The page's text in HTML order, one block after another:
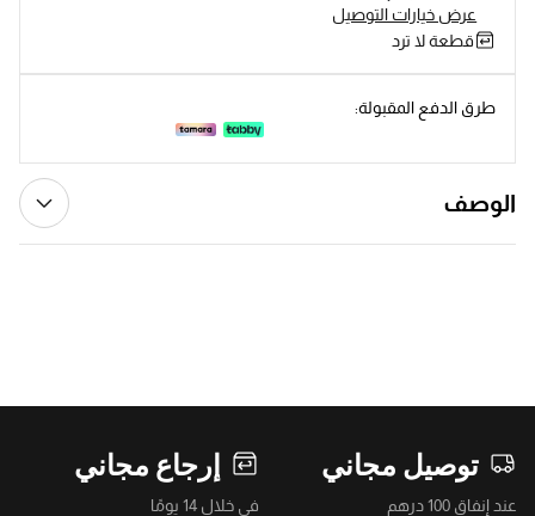
عرض خيارات التوصيل
قطعة لا ترد
طرق الدفع المقبولة:
الوصف
توصيل مجاني
عند إنفاق 100 درهم
إرجاع مجاني
في خلال 14 يومًا